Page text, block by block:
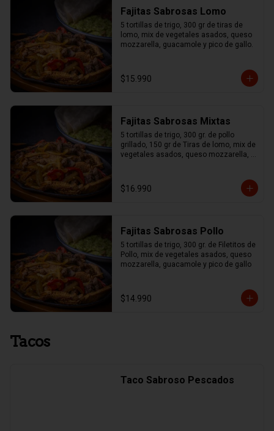
Fajitas Sabrosas Lomo
5 tortillas de trigo, 300 gr de tiras de
lomo, mix de vegetales asados, queso
mozzarella, guacamole y pico de gallo.
$15.990
Fajitas Sabrosas Mixtas
5 tortillas de trigo, 300 gr. de pollo
grillado, 150 gr de Tiras de lomo, mix de
vegetales asados, queso mozzarella,
$16.990
Fajitas Sabrosas Pollo
5 tortillas de trigo, 300 gr. de Filetitos de
Pollo, mix de vegetales asados, queso
mozzarella, guacamole y pico de gallo
$14.990
Tacos
Taco Sabroso Pescados